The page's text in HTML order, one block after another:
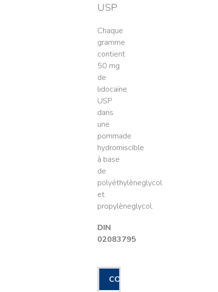
USP
Chaque
gramme
contient
50 mg
de
lidocaïne
USP
dans
une
pommade
hydromiscible
à base
de
polyéthylèneglycol
et
propylèneglycol.
DIN
02083795
CODE